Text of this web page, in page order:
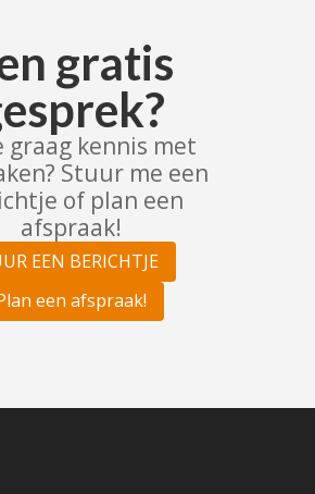
gratis
graag kennis met
Stuur me een
of plan een
afspraak!
EEN BERICHTJE
een afspraak!